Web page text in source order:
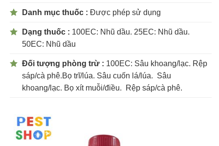
Danh mục thuốc : Được phép sử dụng
Dạng thuốc : 100EC: Nhũ dầu. 25EC: Nhũ dầu.
50EC: Nhũ dầu
Đối tượng phòng trừ : 100EC: Sâu khoang/lạc. Rệp
sáp/cà phê.Bọ trĩ/lúa. Sâu cuốn lá/lúa. Sâu
khoang/lạc. Bọ xít muỗi/điều. Rệp sáp/cà phê.